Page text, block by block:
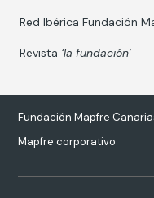
Red Ibérica Fundación
Revista ‘la fundación’
Fundación Mapfre
Mapfre corporativo